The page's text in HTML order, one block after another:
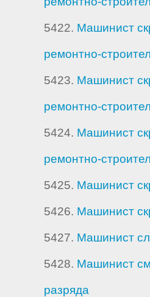
5422. Машинист
ремонтно-
5423. Машинист
ремонтно-
5424. Машинист
ремонтно-
5425. Машинист
5426. Машинист
5427. Машинист
5428. Машинист
разряда